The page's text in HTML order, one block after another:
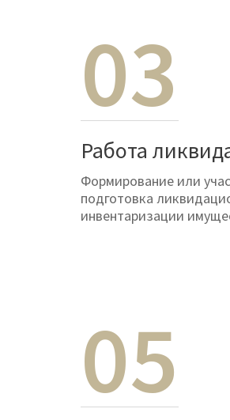
03
Работа
Формирование или
подготовка
инвентаризации
05